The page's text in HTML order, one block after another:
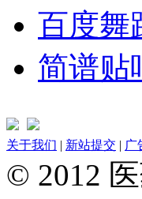
百度舞
简谱贴
关于我们 | 新站提交 | 广
© 2012